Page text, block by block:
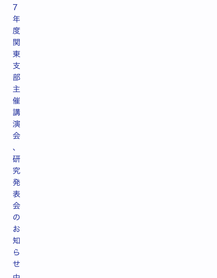
7
年
度
関
東
支
部
主
催
講
演
会
、
研
究
発
表
会
の
お
知
ら
せ